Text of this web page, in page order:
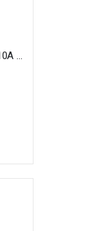
Cầu Dao Tự Động 2P 10A 6KA